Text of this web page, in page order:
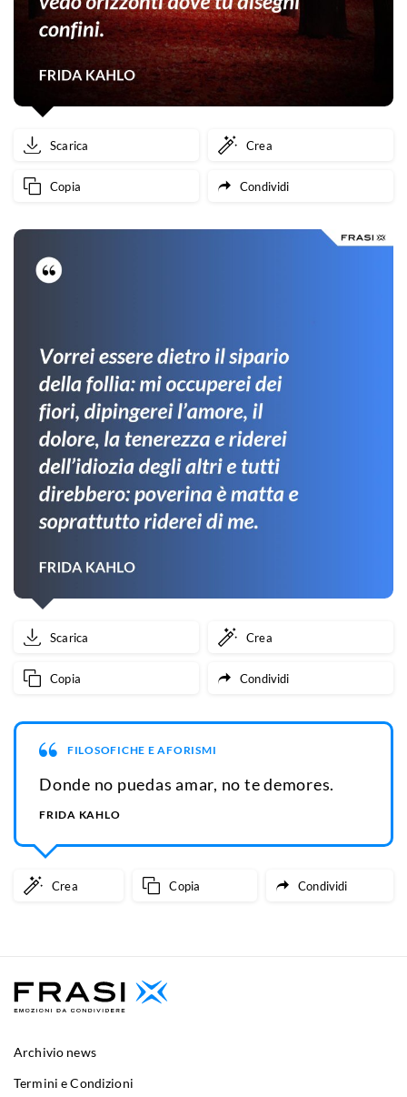
Scarica Crea
Copia Condividi
Scarica Crea
Copia Condividi
FILOSOFICHE E AFORISMI
Donde no puedas amar, no te demores.
FRIDA KAHLO
Crea Copia Condividi
Archivio news
Termini e Condizioni